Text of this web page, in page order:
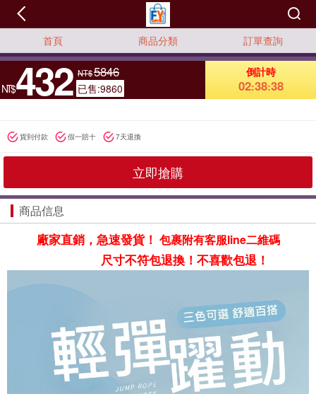
首頁 商品分類 訂單查詢
NT$432 NT$5846
已售:9860
倒計時
02:38:36
貨到付款 假一賠十 7天退換
立即搶購
商品信息
廠家直銷，急速發貨！ 包裹附有客服line二維碼
尺寸不符包退換！ 不喜歡包退！